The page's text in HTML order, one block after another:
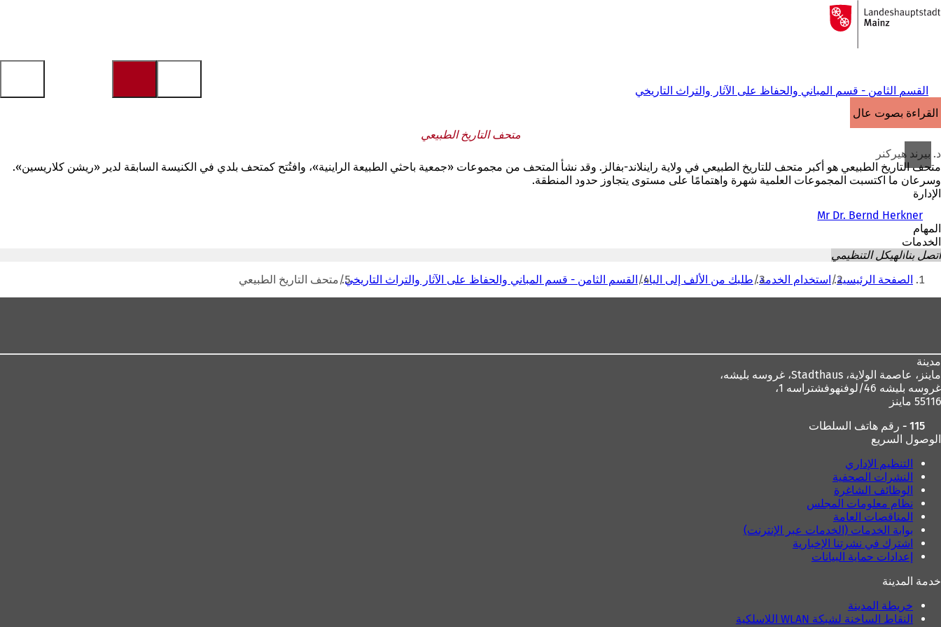
الانتقال إلى المحتوى
إلى
الصفحة
القسم الثامن - قسم المباني والحفاظ على الآثار والتراث التاريخي
القراءة بصوت عالٍ
متحف التاريخ الطبيعي
د. بيرند هيركنر
متحف التاريخ الطبيعي هو أكبر متحف للتاريخ الطبيعي في ولاية راينلاند-بفالز. وقد نشأ المتحف من مجموعات «جمعية باحثي الطبيعة الراينية»، وافتُتح كمتحف بلدي في الكنيسة السابقة لدير «ريشن كلاريسين».
وسرعان ما اكتسبت المجموعات العلمية شهرة واهتمامًا على مستوى يتجاوز حدود المنطقة.
الإدارة
Mr Dr. Bernd Herkner
المهام
الخدمات
اتصل بناالهيكل التنظيمي
أنت الصفحة الرئيسية استخدام الخدمة طلبك من الألف إلى الياء القسم الثامن - قسم المباني والحفاظ على الآثار والتراث التاريخي متحف التاريخ الطبيعي
مدينة
ماينز، عاصمة الولاية،
غروسه بليشه 46/لوفنهوفشتراسه 1،
55116 ماينز
115 - رقم هاتف السلطات
الوصول السريع
التنظيم الإداري
النشرات الصحفية
الوظائف الشاغرة
نظام معلومات المجلس
المناقصات العامة
بوابة الخدمات (الخدمات عبر الإنترنت)
اشترك في نشرتنا الإخبارية
إعدادات حماية البيانات
خدمة المدينة
خريطة المدينة
النقاط الساخنة لشبكة WLAN اللاسلكية